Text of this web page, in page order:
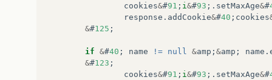
cookies&#91 ; i &#93 ;. setMaxAge&#
response . addCookie&#40 ; cookies
&#125 ;
if &#40 ; name != null &amp ; &amp ; name .
&#123 ;
cookies&#91 ; i &#93 ;. setMaxAge&#